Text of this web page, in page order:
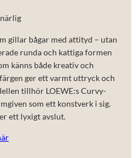
gillar bågar med attityd – utan
runda och kattiga formen
känns både kreativ och
ger ett varmt uttryck och
tillhör LOEWE:s Curvy-
som ett konstverk i sig.
ett lyxigt avslut.